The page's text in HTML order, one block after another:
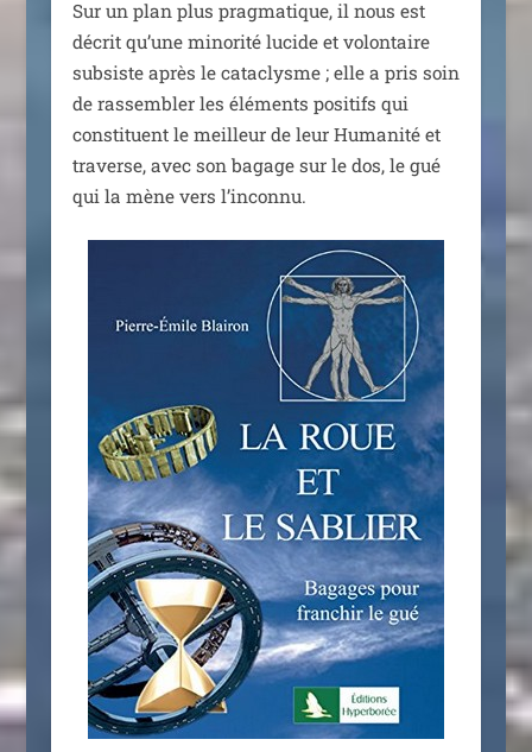
Sur un plan plus prag­ma­tique, il nous est
décrit qu’une mino­ri­té lucide et volon­taire
sub­siste après le cata­clysme ; elle a pris soin
de ras­sem­bler les élé­ments posi­tifs qui
consti­tuent le meilleur de leur Humanité et
tra­verse, avec son bagage sur le dos, le gué
qui la mène vers l’inconnu.